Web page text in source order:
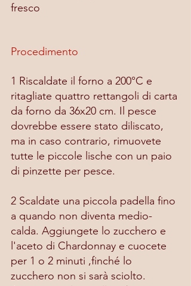
fresco
Procedimento
1 Riscaldate il forno a 200°C e
ritagliate quattro rettangoli di carta
da forno da 36x20 cm. Il pesce
dovrebbe essere stato diliscato,
ma in caso contrario, rimuovete
tutte le piccole lische con un paio
di pinzette per pesce.
2 Scaldate una piccola padella fino
a quando non diventa medio-
calda. Aggiungete lo zucchero e
l'aceto di Chardonnay e cuocete
per 1 o 2 minuti ,finché lo
zucchero non si sarà sciolto.